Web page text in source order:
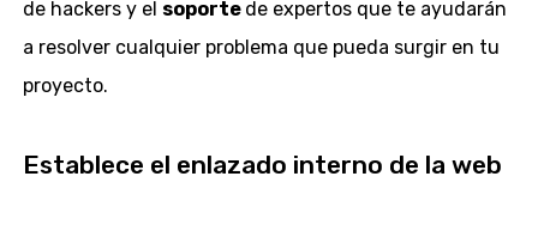
de hackers y el soporte de expertos que te ayudarán
a resolver cualquier problema que pueda surgir en tu
proyecto.
Establece el enlazado interno de la web